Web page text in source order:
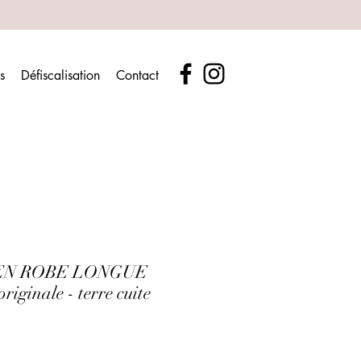
Défiscalisation Contact
ROBE LONGUE
- terre cuite